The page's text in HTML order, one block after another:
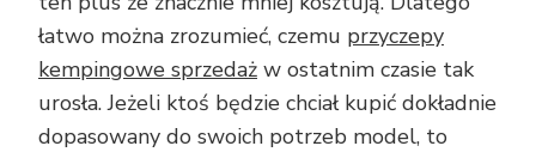
łatwo można zrozumieć, czemu przyczepy
kempingowe sprzedaż w ostatnim czasie tak
urosła. Jeżeli ktoś będzie chciał kupić dokładnie
dopasowany do swoich potrzeb model, to